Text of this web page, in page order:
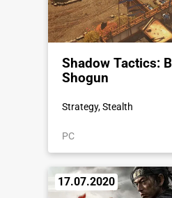
Shadow Tactics:
Shogun
Strategy, Stealth
PC
17.07.2020